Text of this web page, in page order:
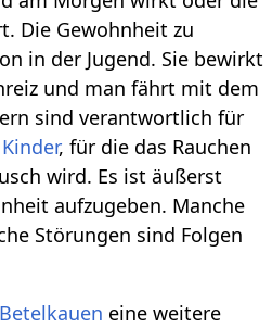
Die Gewohnheit zu
in der Jugend. Sie bewirkt
und man fährt mit dem
sind verantwortlich für
Kinder, für die das Rauchen
wird. Es ist äußerst
aufzugeben. Manche
Störungen sind Folgen
Betelkauen eine weitere